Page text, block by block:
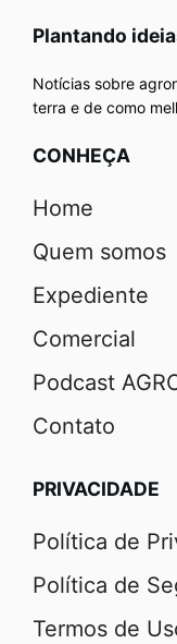
Plantando
Notícias sobre
terra e de como
CONHEÇA
Home
Quem somos
Expediente
Comercial
Podcast
Contato
PRIVACIDADE
Política de
Política de
Termos de